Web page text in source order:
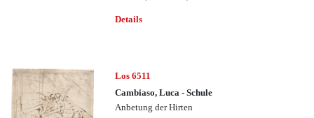
Details
Los 6511
Cambiaso, Luca - Schule
Anbetung der Hirten